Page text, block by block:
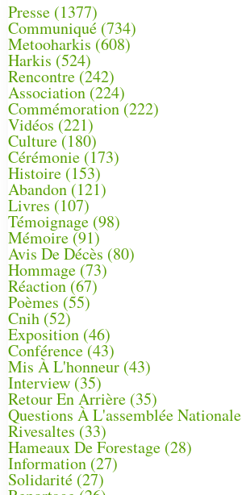
Presse (1377)
Communiqué (734)
Metooharkis (608)
Harkis (524)
Rencontre (242)
Association (224)
Commémoration(222)
Vidéos (221)
Culture(180)
Cérémonie (173)
Histoire (153)
Abandon(121)
Livres (107)
Témoignage (98)
Mémoire (91)
Avis De Décès (80)
Hommage (73)
Réaction(67)
Poèmes (55)
Cnih (52)
Exposition (46)
Conférence(43)
Mis À L'honneur (43)
Interview (35)
Retour En Arrière (35)
Questions À L'assemblée Nationale
Rivesaltes (33)
Hameaux De Forestage (28)
Information (27)
Solidarité (27)